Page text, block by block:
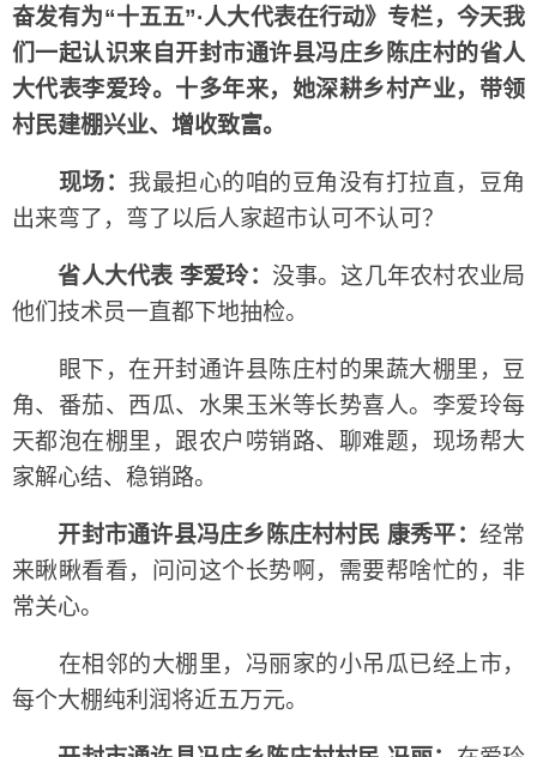
奋发有为“十五五”·人大代表在行动》专栏，今天我
们一起认识来自开封市通许县冯庄乡陈庄村的省人
大代表李爱玲。十多年来，她深耕乡村产业，带领
村民建棚兴业、增收致富。
现场： 我最担心的咱的豆角没有打拉直，豆角
出来弯了，弯了以后人家超市认可不认可？
省人大代表 李爱玲： 没事。这几年农村农业局
他们技术员一直都下地抽检。
眼下，在开封通许县陈庄村的果蔬大棚里，豆
角、番茄、西瓜、水果玉米等长势喜人。李爱玲每
天都泡在棚里，跟农户唠销路、聊难题，现场帮大
家解心结、稳销路。
开封市通许县冯庄乡陈庄村村民 康秀平： 经常
来瞅瞅看看，问问这个长势啊，需要帮啥忙的，非
常关心。
在相邻的大棚里，冯丽家的小吊瓜已经上市，
每个大棚纯利润将近五万元。